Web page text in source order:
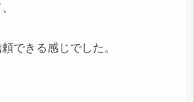
できる感じでした。